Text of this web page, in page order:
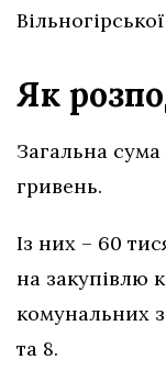
Як
Загальна сума
гривень.
Із них – 60
на закупівлю
комунальних
та 8.